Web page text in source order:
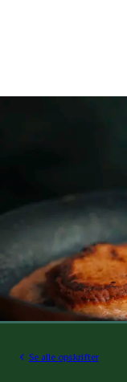
Se alle opskrifter